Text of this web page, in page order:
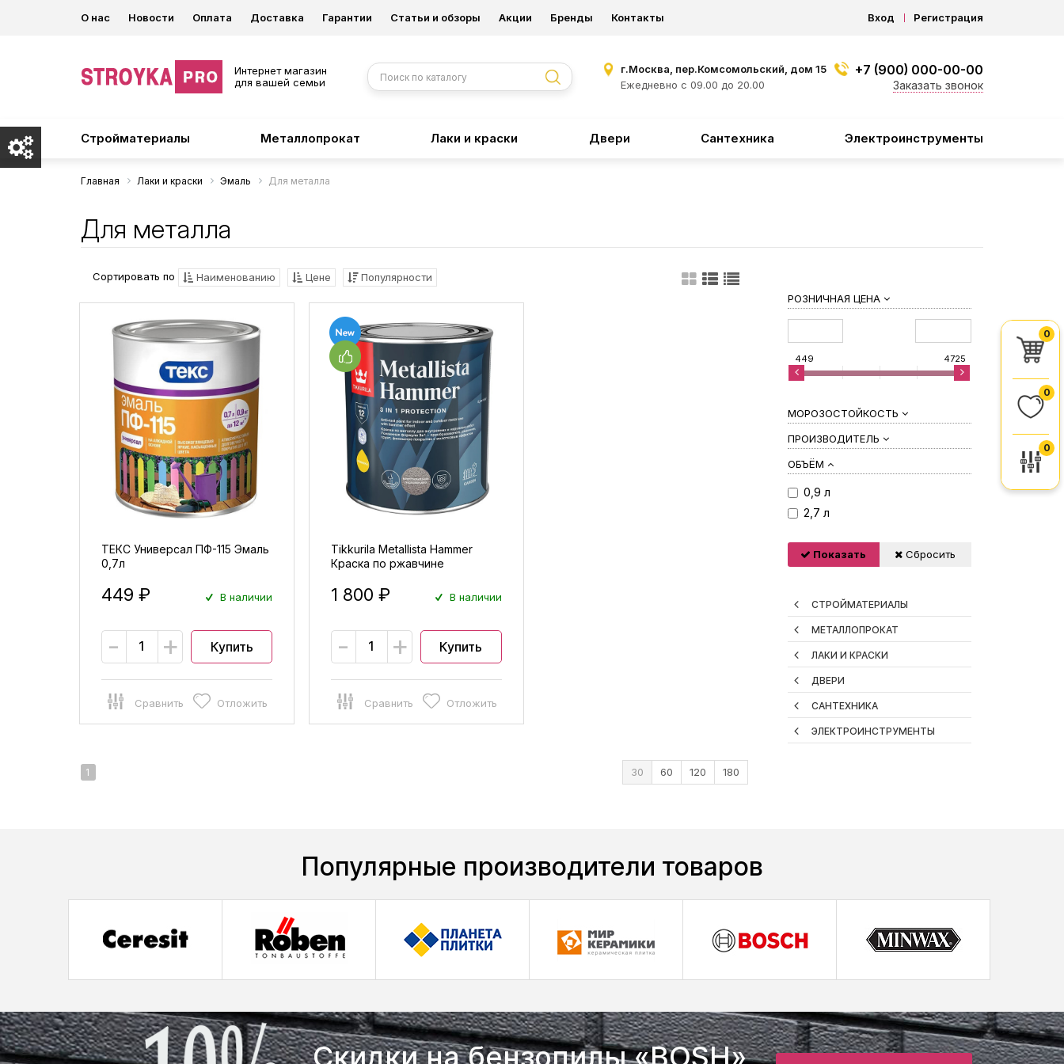
О нас Новости Оплата Доставка Гарантии Статьи и обзоры Акции Бренды Контакты Вход Регистрация
Интернет магазин
для вашей семьи
г.Москва, пер.Комсомольский, дом 15
Ежедневно с 09.00 до 20.00
+7 (900) 000-00-00
Заказать звонок
Стройматериалы Металлопрокат Лаки и краски Двери Сантехника Электроинструменты
Главная Лаки и краски Эмаль Для металла
Для металла
РОЗНИЧНАЯ ЦЕНА
449 4725
МОРОЗОСТОЙКОСТЬ
ПРОИЗВОДИТЕЛЬ
ОБЪЁМ
0,9 л
2,7 л
Показать Сбросить
СТРОЙМАТЕРИАЛЫ
МЕТАЛЛОПРОКАТ
ЛАКИ И КРАСКИ
ДВЕРИ
САНТЕХНИКА
ЭЛЕКТРОИНСТРУМЕНТЫ
Сортировать по Наименованию Цене Популярности
ТЕКС Универсал ПФ-115 Эмаль
0,7л
449 ₽ В наличии
- + Купить
Сравнить Отложить
Tikkurila Metallista Hammer
Краска по ржавчине
1 800 ₽ В наличии
- + Купить
Сравнить Отложить
1 30 60 120 180
Популярные производители товаров
Скидки на бензопилы «BOSH»
0
0
0